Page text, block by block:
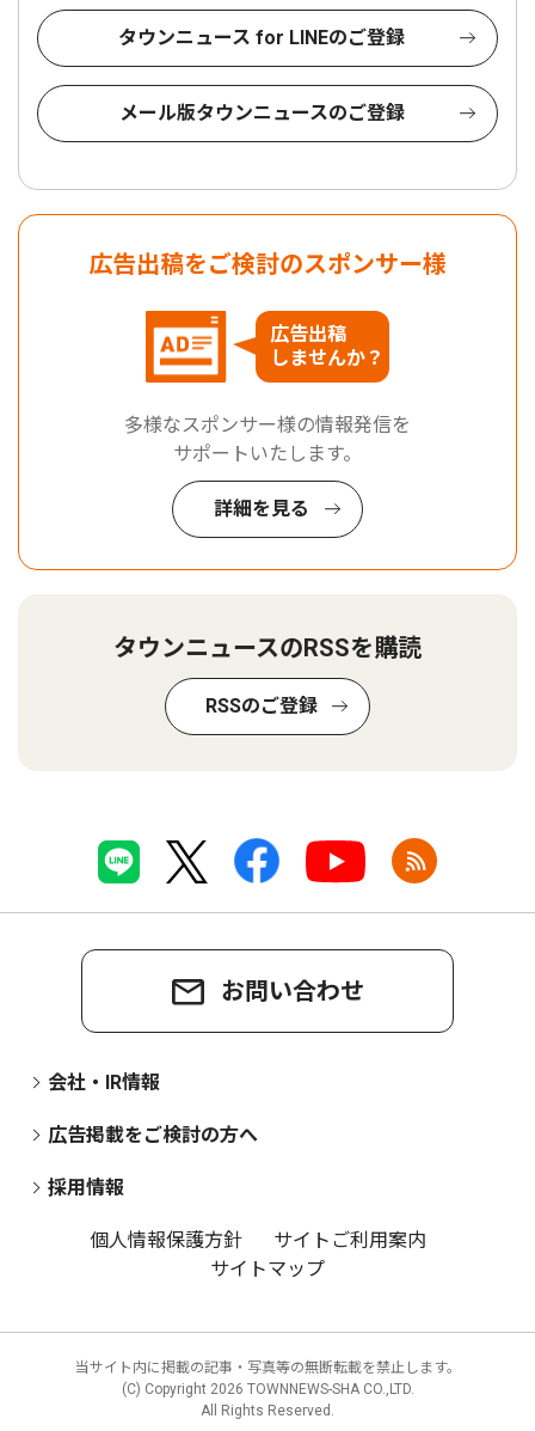
タウンニュース for LINEのご登録
メール版タウンニュースのご登録
広告出稿をご検討のスポンサー様
広告出稿
しませんか？
多様なスポンサー様の情報発信を
サポートいたします。
詳細を見る
タウンニュースのRSSを購読
RSSのご登録
お問い合わせ
会社・IR情報
広告掲載をご検討の方へ
採用情報
個人情報保護方針
サイトご利用案内
サイトマップ
当サイト内に掲載の記事・写真等の無断転載を禁止します。
(C) Copyright 2026 TOWNNEWS-SHA CO.,LTD.
All Rights Reserved.